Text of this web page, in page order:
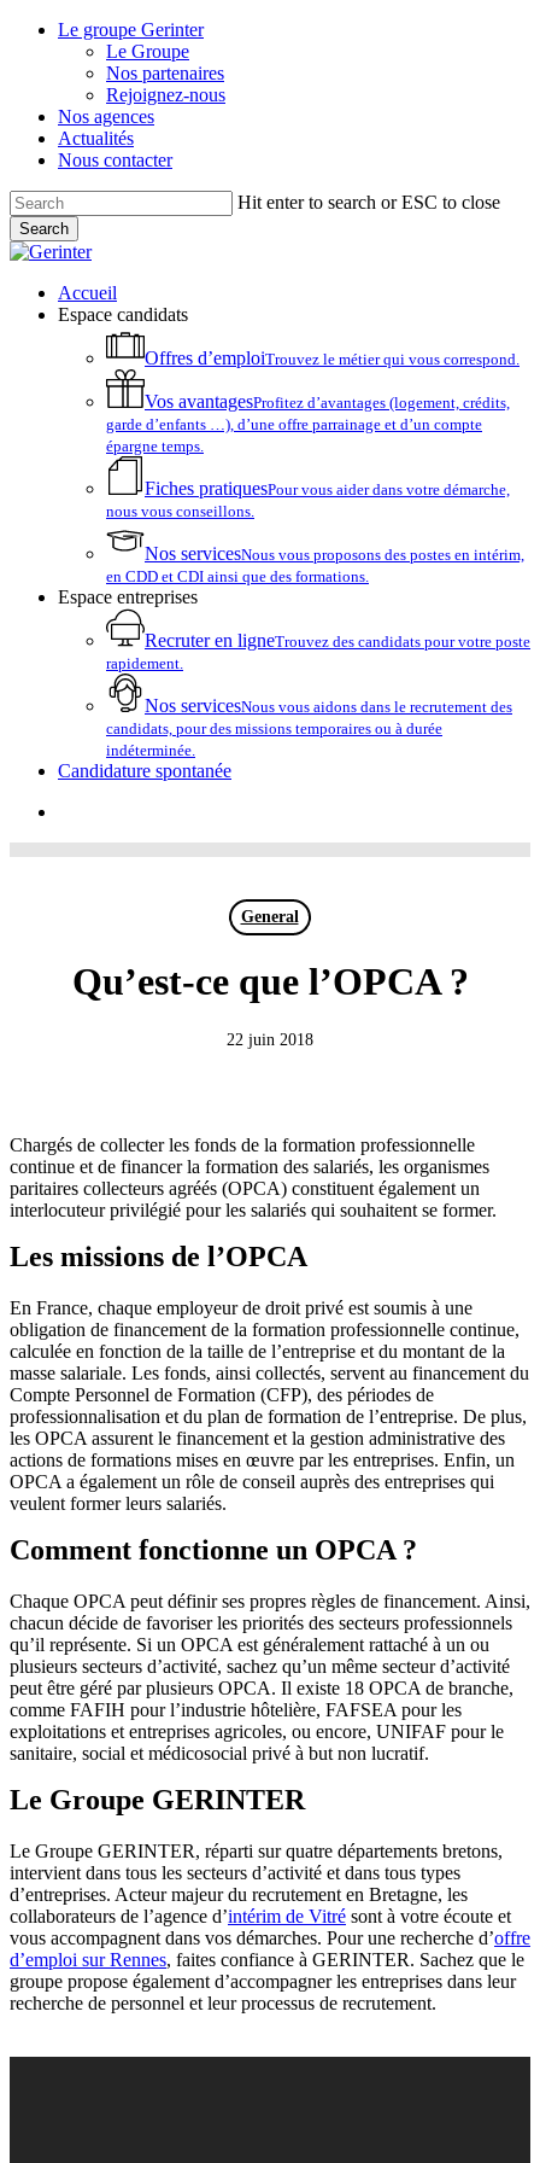
Skip
Le groupe Gerinter
Le Groupe
Nos partenaires
Rejoignez-nous
Nos agences
Actualités
Nous contacter
Hit enter to search or ESC to close
Search
Close
account
Menu
Accueil
Espace candidats
Offres d’emploiTrouvez le métier qui vous correspond.
Vos avantagesProfitez d’avantages (logement, crédits,
garde d’enfants …), d’une offre parrainage et d’un compte
épargne temps.
Fiches pratiquesPour vous aider dans votre démarche,
nous vous conseillons.
Nos servicesNous vous proposons des postes en intérim,
en CDD et CDI ainsi que des formations.
Espace entreprises
Recruter en ligneTrouvez des candidats pour votre poste
rapidement.
Nos servicesNous vous aidons dans le recrutement des
candidats, pour des missions temporaires ou à durée
indéterminée.
Candidature spontanée
General
Qu’est-ce que l’OPCA ?
22 juin 2018
Chargés de collecter les fonds de la formation professionnelle
continue et de financer la formation des salariés, les organismes
paritaires collecteurs agréés (OPCA) constituent également un
interlocuteur privilégié pour les salariés qui souhaitent se former.
Les missions de l’OPCA
En France, chaque employeur de droit privé est soumis à une
obligation de financement de la formation professionnelle continue,
calculée en fonction de la taille de l’entreprise et du montant de la
masse salariale. Les fonds, ainsi collectés, servent au financement du
Compte Personnel de Formation (CFP), des périodes de
professionnalisation et du plan de formation de l’entreprise. De plus,
les OPCA assurent le financement et la gestion administrative des
actions de formations mises en œuvre par les entreprises. Enfin, un
OPCA a également un rôle de conseil auprès des entreprises qui
veulent former leurs salariés.
Comment fonctionne un OPCA ?
Chaque OPCA peut définir ses propres règles de financement. Ainsi,
chacun décide de favoriser les priorités des secteurs professionnels
qu’il représente. Si un OPCA est généralement rattaché à un ou
plusieurs secteurs d’activité, sachez qu’un même secteur d’activité
peut être géré par plusieurs OPCA. Il existe 18 OPCA de branche,
comme FAFIH pour l’industrie hôtelière, FAFSEA pour les
exploitations et entreprises agricoles, ou encore, UNIFAF pour le
sanitaire, social et médicosocial privé à but non lucratif.
Le Groupe GERINTER
Le Groupe GERINTER, réparti sur quatre départements bretons,
intervient dans tous les secteurs d’activité et dans tous types
d’entreprises. Acteur majeur du recrutement en Bretagne, les
collaborateurs de l’agence d’intérim de Vitré sont à votre écoute et
vous accompagnent dans vos démarches. Pour une recherche d’offre
d’emploi sur Rennes, faites confiance à GERINTER. Sachez que le
groupe propose également d’accompagner les entreprises dans leur
recherche de personnel et leur processus de recrutement.